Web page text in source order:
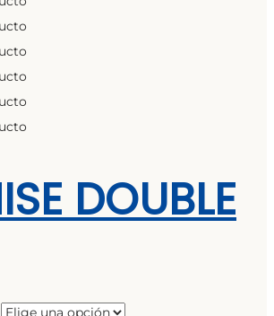
DOUBLE